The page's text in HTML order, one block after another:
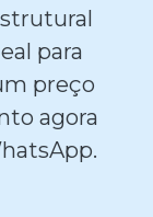
para
preço
agora